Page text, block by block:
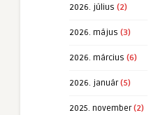
2026. július (2)
2026. május (3)
2026. március (6)
2026. január(5)
2025. november(2)